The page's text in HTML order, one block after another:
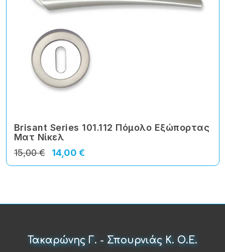
Brisant Series 101.112 Πόμολο Εξώπορτας
Ματ Νίκελ
14,00 €
15,00 €
Τακαρώνης Γ. - Σπουρνιάς Κ. Ο.Ε.